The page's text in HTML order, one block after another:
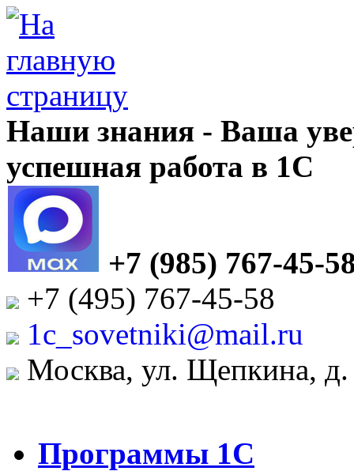
Наши знания - Ваша
успешная работа в 1С
+7 (985) 767-45-
+7 (495) 767-45-58
1c_sovetniki@mail.ru
Москва, ул. Щепкина,
Программы 1С